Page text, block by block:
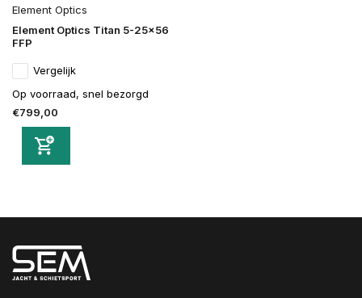
Element Optics
Element Optics Titan 5-25x56
FFP
Vergelijk
Op voorraad, snel bezorgd
€799,00